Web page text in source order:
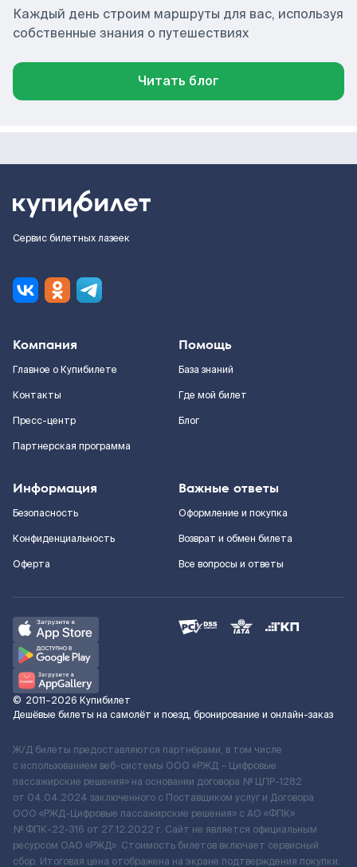
Каждый день строим маршруты для вас, используя
собственные знания о путешествиях
Читать блог
Сервис билетных лазеек
Компания
Главное о Купибилете
Контакты
Пресс-центр
Партнерская программа
Помощь
База знаний
Где мой билет
Блог
Информация
Безопасность
Конфиденциальность
Оферта
Важные ответы
Оформление и покупка
Возврат и обмен билета
Все вопросы и ответы
© 2011–2026 Купибилет
Дешёвые билеты на самолёт и поезд, бронирование и онлайн-заказ
Ж/Д билеты предоставляются партнёрами, в том числе
с использованием веб-системы ООО «РЖД – Цифровые
пассажирские решения» на основании договора № ЦПР-1282
от 04.04.2024 заключенного с Поставщиком услуг и Договора
ООО «РЖД-Цифровые пассажирские решения» c АО «ФПК»
№ ФПК-22-316 от 27.12.2022 г. Сайт не является официальным
ресурсом ОАО «РЖД». Стоимость билетов включает сервисный
сбор. Итоговая цена отображена на экране подтверждения покупки.